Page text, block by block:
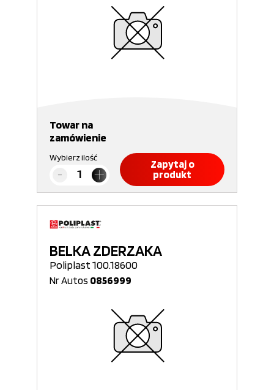
Towar na
zamówienie
Wybierz ilość
Zapytaj o
produkt
BELKA ZDERZAKA
Poliplast 100.18600
Nr Autos 0856999